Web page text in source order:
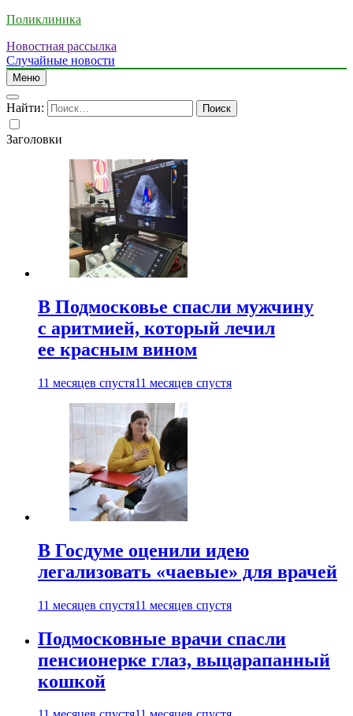
Поликлиника
Новостная рассылка
Случайные новости
Меню
Найти:
Заголовки
В Подмосковье спасли мужчину
с аритмией, который лечил
ее красным вином
11 месяцев спустя11 месяцев спустя
В Госдуме оценили идею
легализовать «чаевые» для врачей
11 месяцев спустя11 месяцев спустя
Подмосковные врачи спасли
пенсионерке глаз, выцарапанный
кошкой